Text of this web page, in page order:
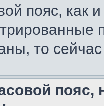
пояс, как
то
пояс,